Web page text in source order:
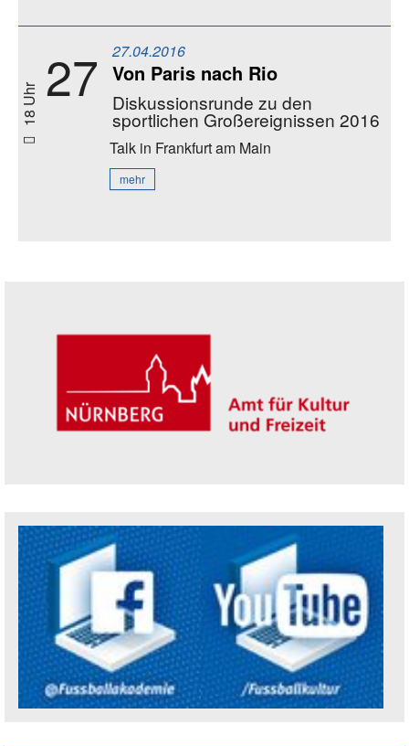
18 Uhr 27 27.04.2016
Von Paris nach Rio
Diskussionsrunde zu den
sportlichen Großereignissen 2016
Talk in Frankfurt am Main
mehr